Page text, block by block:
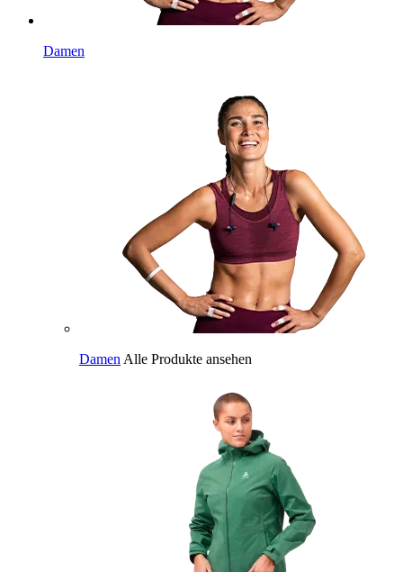
Damen
Damen Alle Produkte ansehen